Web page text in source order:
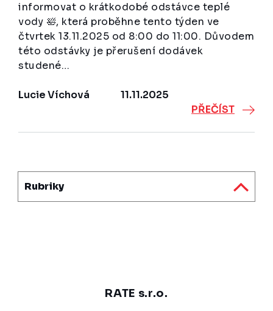
informovat o krátkodobé odstávce teplé
vody 🛀, která proběhne tento týden ve
čtvrtek 13.11.2025 od 8:00 do 11:00. Důvodem
této odstávky je přerušení dodávek
studené…
Lucie Víchová
11.11.2025
PŘEČÍST
Rubriky
RATE s.r.o.